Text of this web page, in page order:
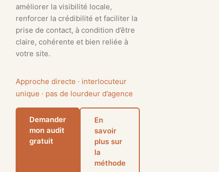
améliorer la visibilité locale,
renforcer la crédibilité et faciliter la
prise de contact, à condition d’être
claire, cohérente et bien reliée à
votre site.
Approche directe · interlocuteur
unique · pas de lourdeur d’agence
Demander
mon audit
gratuit
En
savoir
plus sur
la
méthode